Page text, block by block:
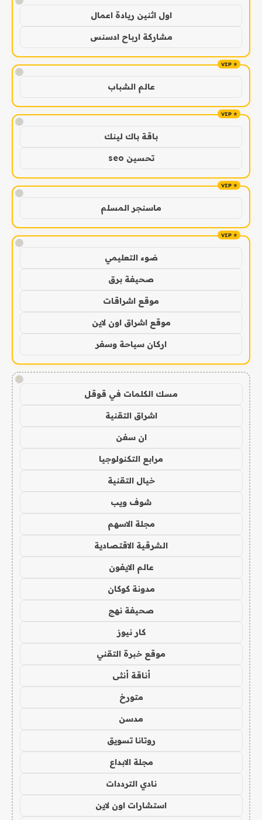
اول اثنين ريادة اعمال
مشاركة ارباح ادسنس
!
عالم الشباب
!
باقة باك لينك
تحسين seo
!
ماسنجر المسلم
!
ضوء التعليمي
صحيفة برق
موقع اشراقات
موقع اشراق اون لاين
اركان سياحة وسفر
!
مسك الكلمات في قوقل
اشراق التقنية
ان سفن
مرابع التكنولوجيا
خيال التقنية
شوف ويب
مجلة الاسهم
الشرقية الاقتصادية
عالم الايفون
مدونة كوكان
صحيفة نهج
كار نيوز
موقع خبرة التقني
أناقة أنثى
متورخ
مدسن
روتانا تسويق
مجلة الابداع
نادي الترددات
استشارات اون لاين